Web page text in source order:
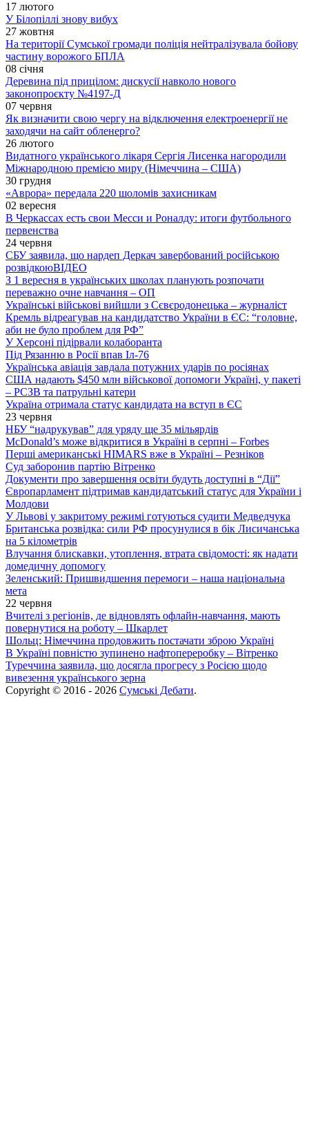
17 лютого
У Білопіллі знову вибух
27 жовтня
На території Сумської громади поліція нейтралізувала бойову
частину ворожого БПЛА
08 січня
Деревина під прицілом: дискусії навколо нового
законопроєкту №4197-Д
07 червня
Як визначити свою чергу на відключення електроенергії не
заходячи на сайт обленерго?
26 лютого
Видатного українського лікаря Сергія Лисенка нагородили
Міжнародною премією миру (Німеччина – США)
30 грудня
«Аврора» передала 220 шоломів захисникам
02 вересня
В Черкассах есть свои Месси и Роналду: итоги футбольного
первенства
24 червня
СБУ заявила, що нардеп Деркач завербований російською
розвідкоюВІДЕО
З 1 вересня в українських школах планують розпочати
переважно очне навчання – ОП
Українські військові вийшли з Сєвєродонецька – журналіст
Кремль відреагував на кандидатство України в ЄС: “головне,
аби не було проблем для РФ”
У Херсоні підірвали колаборанта
Під Рязанню в Росії впав Іл-76
Українська авіація завдала потужних ударів по росіянах
США надають $450 млн військової допомоги Україні, у пакеті
– РСЗВ та патрульні катери
Україна отримала статус кандидата на вступ в ЄС
23 червня
НБУ “надрукував” для уряду ще 35 мільярдів
McDonald’s може відкритися в Україні в серпні – Forbes
Перші американські HIMARS вже в Україні – Резніков
Суд заборонив партію Вітренко
Документи про завершення освіти будуть доступні в “Дії”
Європарламент підтримав кандидатський статус для України і
Молдови
У Львові у закритому режимі готуються судити Медведчука
Британська розвідка: сили РФ просунулися в бік Лисичанська
на 5 кілометрів
Влучання блискавки, утоплення, втрата свідомості: як надати
домедичну допомогу
Зеленський: Пришвидшення перемоги – наша національна
мета
22 червня
Вчителі з регіонів, де відновлять офлайн-навчання, мають
повернутися на роботу – Шкарлет
Шольц: Німеччина продовжить постачати зброю Україні
В Україні повністю зупинено нафтопереробку – Вітренко
Туреччина заявила, що досягла прогресу з Росією щодо
вивезення українського зерна
Copyright © 2016 - 2026 Сумські Дебати.